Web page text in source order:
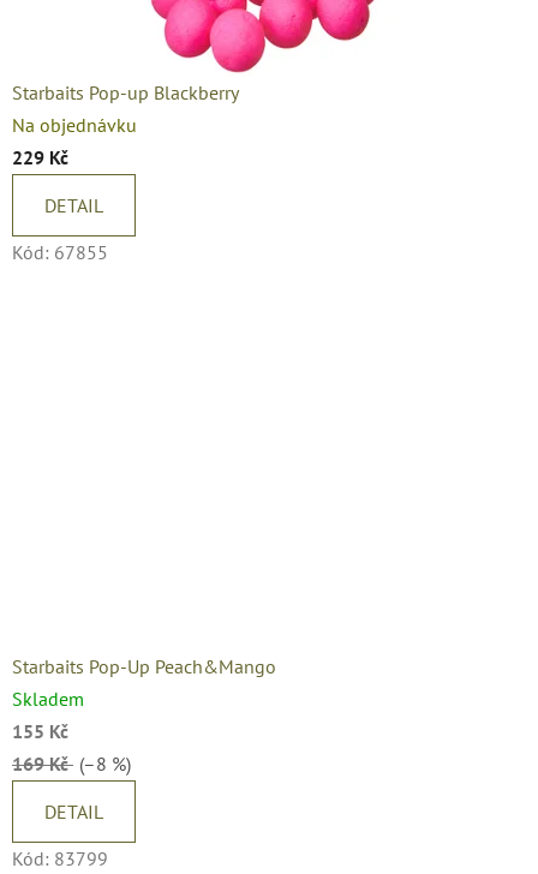
Starbaits Pop-up Blackberry
Na objednávku
229 Kč
DETAIL
Kód: 67855
Starbaits Pop-Up Peach&Mango
Skladem
155 Kč
169 Kč (–8 %)
DETAIL
Kód: 83799